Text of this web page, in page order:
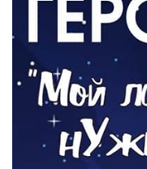
РАЗЪЯСНЯЕМ
Где хранить
06.08.2026